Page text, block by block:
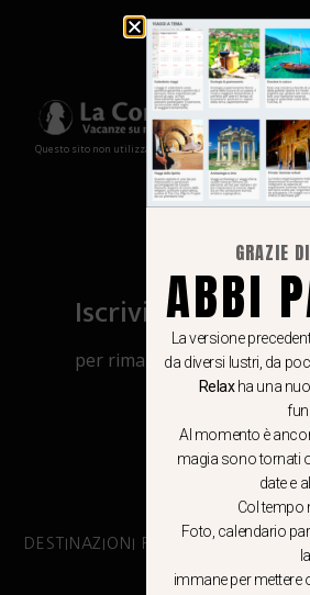
Questo sito non utilizza cookies e non memorizza in
Iscriviti al canale
per rimanere aggiornato su
e notizie!
CLICCA QUI
DESTINAZIONI PRINCIPALI
GRAZIE
ABBI
La versione
da diversi lustri, da
Relaxha una
Al momento è
magia sono tornati
date e
Col tempo
Foto, calendario
immane per mettere